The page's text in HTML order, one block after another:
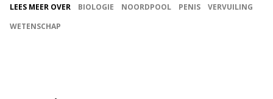
LEES MEER OVER BIOLOGIE NOORDPOOL PENIS
VERVUILING
WETENSCHAP